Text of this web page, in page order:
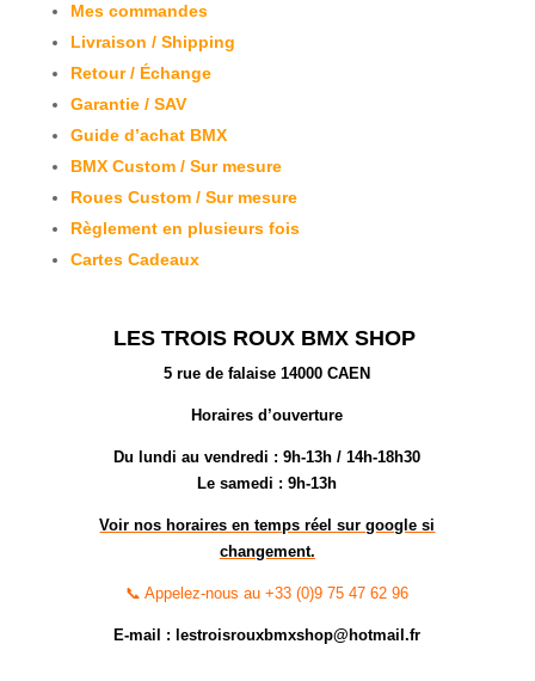
Mes commandes
Livraison / Shipping
Retour / Échange
Garantie / SAV
Guide d’achat BMX
BMX Custom / Sur mesure
Roues Custom / Sur mesure
Règlement en plusieurs fois
Cartes Cadeaux
LES TROIS ROUX BMX SHOP
5 rue de falaise 14000 CAEN
Horaires d’ouverture
Du lundi au vendredi :9h-13h / 14h-18h30
Le samedi : 9h-13h
Voir nos horaires en temps réel sur google si
changement.
📞 Appelez-nous au +33 (0)9 75 47 62 96
E-mail : lestroisrouxbmxshop@hotmail.fr